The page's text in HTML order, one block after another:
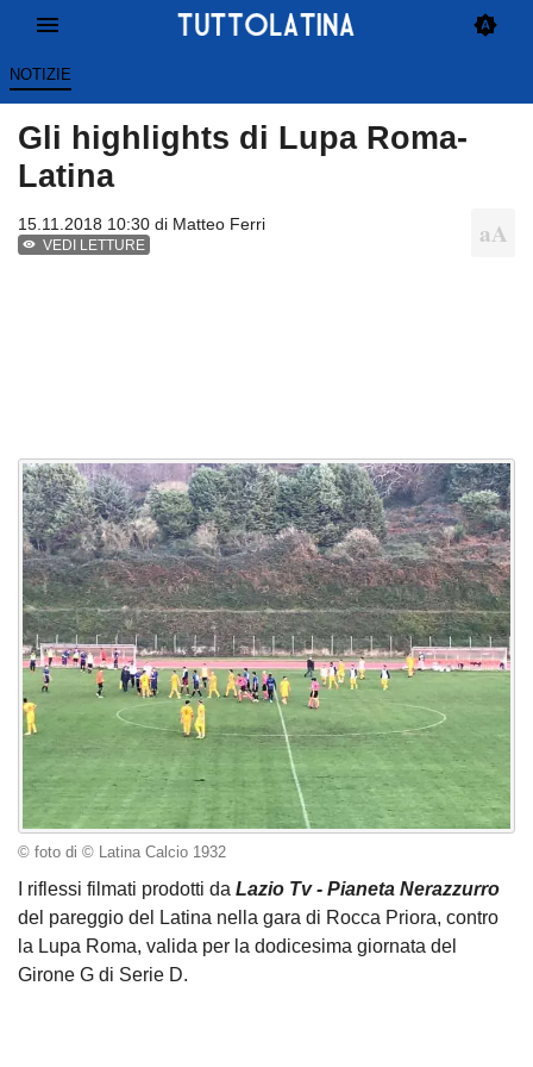
NOTIZIE
Gli highlights di Lupa Roma-
Latina
15.11.2018 10:30 di Matteo Ferri
VEDI LETTURE
© foto di © Latina Calcio 1932
I riflessi filmati prodotti da Lazio Tv - Pianeta Nerazzurro
del pareggio del Latina nella gara di Rocca Priora, contro
la Lupa Roma, valida per la dodicesima giornata del
Girone G di Serie D.